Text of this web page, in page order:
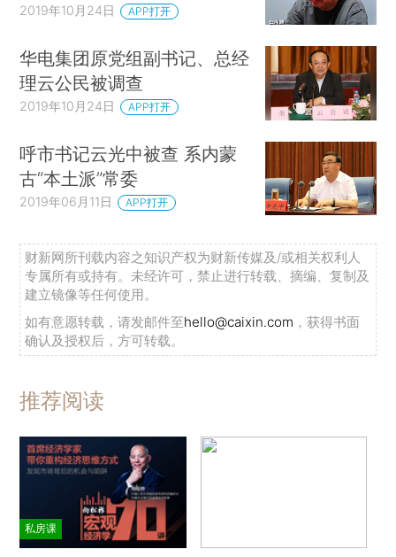
2019年10月24日 APP打开
华电集团原党组副书记、总经
理云公民被调查
2019年10月24日 APP打开
呼市书记云光中被查 系内蒙
古“本土派”常委
2019年06月11日 APP打开
财新网所刊载内容之知识产权为财新传媒及/或相关权利人
专属所有或持有。未经许可，禁止进行转载、摘编、复制及
建立镜像等任何使用。
如有意愿转载，请发邮件至hello@caixin.com ，获得书面
确认及授权后，方可转载。
推荐阅读
私房课